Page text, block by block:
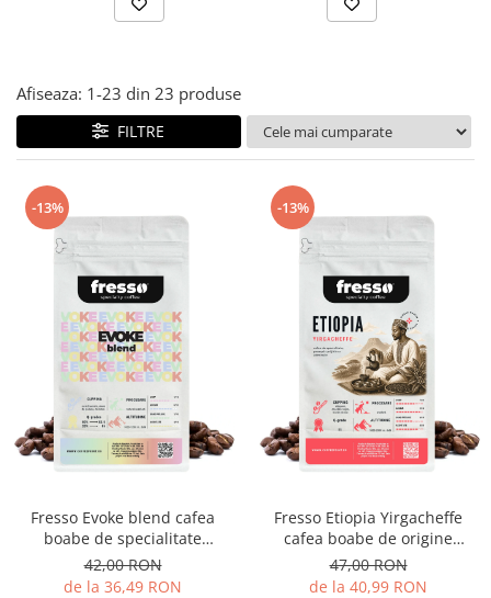
Afiseaza: 1-23 din 23 produse
FILTRE
-13%
Fresso Evoke blend cafea
boabe de specialitate
proaspăt prăjită
42,00 RON
de la 36,49 RON
-13%
Fresso Etiopia Yirgacheffe
cafea boabe de origine
proaspăt prăjită
47,00 RON
de la 40,99 RON